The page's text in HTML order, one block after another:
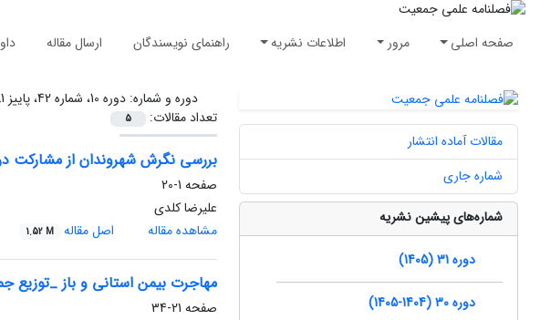
صفحه اصلی مرور اطلاعات نشریه راهنمای نویسندگان ارسال مقاله
دوره و شماره:دوره 10، شماره 42، پاییز 1381 (زمستان 1381)
تعداد مقالات:
5
بررسی نگرش شهروندان از مشارکت در
صفحه 1-20
علیرضا کلدی
مشاهده مقاله
اصل مقاله 1.52 M
مهاجرت بیمن استانی و باز _توزیع جمعیت
صفحه 21-34
مقالات آماده انتشار
شماره جاری
شماره‌های پیشین نشریه
دوره 31 (1405)
دوره 30 (1404-1405)